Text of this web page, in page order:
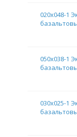
020х048-1
050х038-1
030х025-1